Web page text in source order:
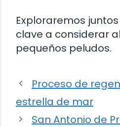
Exploraremos
clave a considerar
pequeños peludos.
Proceso de
estrella de mar
San Antonio de